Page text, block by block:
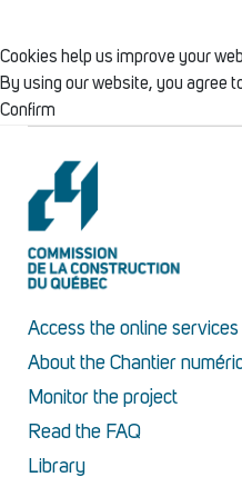
Cookies help us improve your
By using our website, you agree
Confirm
Access the online services
About the Chantier
Monitor the project
Read the FAQ
Library